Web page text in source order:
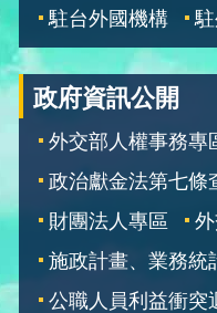
駐台外國機構
政府資訊公開
外交部人權事務專
政治獻金法第七條
財團法人專區
施政計畫、業務統
公職人員利益衝突